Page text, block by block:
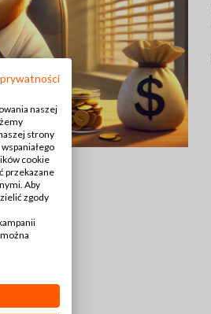
naszej
strony
cookie
przekazane
Aby
zgody